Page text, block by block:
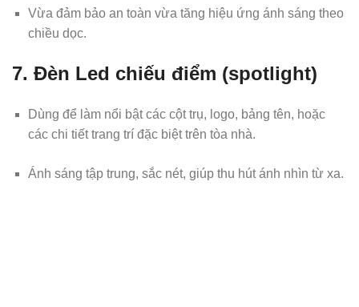
Vừa đảm bảo an toàn vừa tăng hiệu ứng ánh sáng theo
chiều dọc.
7. Đèn Led chiếu điểm (spotlight)
Dùng để làm nổi bật các cột trụ, logo, bảng tên, hoặc
các chi tiết trang trí đặc biệt trên tòa nhà.
Ánh sáng tập trung, sắc nét, giúp thu hút ánh nhìn từ xa.